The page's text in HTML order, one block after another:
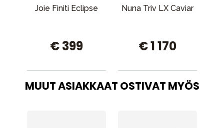
Joie Finiti Eclipse
€ 399
Nuna Triv LX Caviar
€ 1 170
MUUT ASIAKKAAT OSTIVAT MYÖS